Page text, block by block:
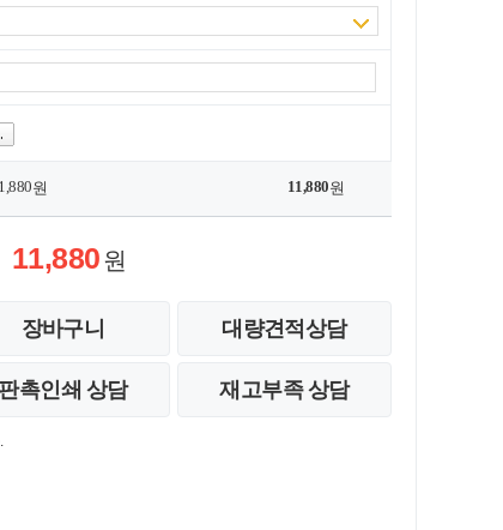
원 11,880원
11,880원
장바구니 대량견적상담
판촉인쇄 상담 재고부족 상담